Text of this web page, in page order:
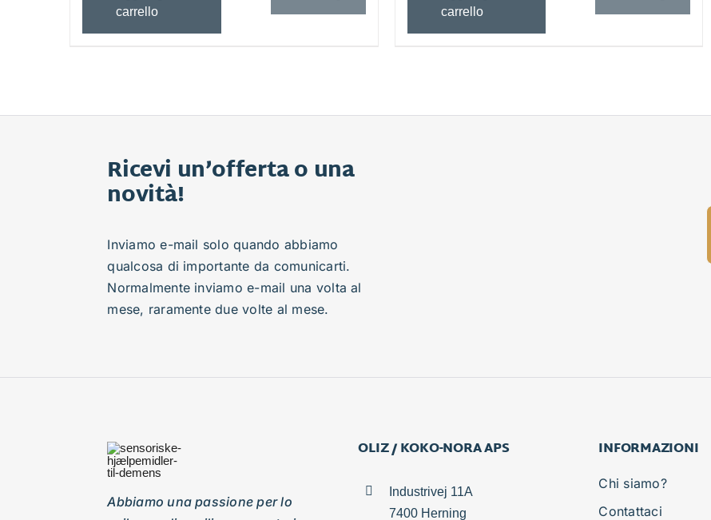
carrello
carrello
Ricevi un’offerta o una
novità!
Inviamo e-mail solo quando abbiamo
qualcosa di importante da comunicarti.
Normalmente inviamo e-mail una volta al
mese, raramente due volte al mese.
Abbiamo una passione per lo
OLIZ / KOKO-NORA APS
Industrivej 11A
7400 Herning
INFORMAZIONI
Chi siamo?
Contattaci